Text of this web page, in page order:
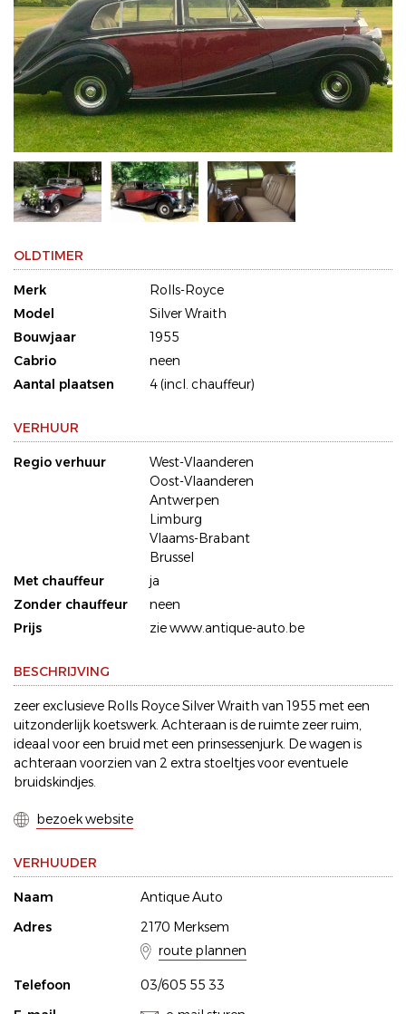
OLDTIMER
Merk
Rolls-Royce
Model
Silver Wraith
Bouwjaar
1955
Cabrio
neen
Aantal plaatsen
4 (incl. chauffeur)
VERHUUR
Regio verhuur
West-Vlaanderen
Oost-Vlaanderen
Antwerpen
Limburg
Vlaams-Brabant
Brussel
Met chauffeur
ja
Zonder chauffeur
neen
Prijs
zie www.antique-auto.be
BESCHRIJVING
zeer exclusieve Rolls Royce Silver Wraith van 1955 met een
uitzonderlijk koetswerk. Achteraan is de ruimte zeer ruim,
ideaal voor een bruid met een prinsessenjurk. De wagen is
achteraan voorzien van 2 extra stoeltjes voor eventuele
bruidskindjes.
bezoek website
VERHUUDER
Naam
Antique Auto
Adres
2170 Merksem
route plannen
Telefoon
03/605 55 33